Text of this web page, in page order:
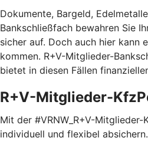
Dokumente, Bargeld,
Bankschließfach bewahren Sie
sicher auf. Doch auch hier kann
kommen. R+V-Mitglieder-
bietet in diesen Fällen
R+V-Mitglieder-
Mit der #VRNW_R+V-
individuell und flexibel